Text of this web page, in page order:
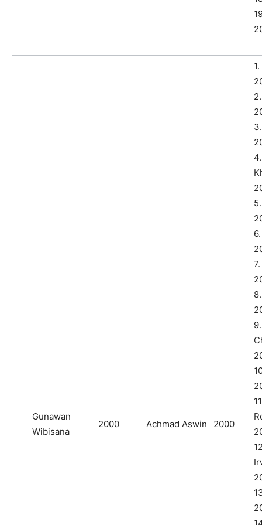
Gunawan
Wibisana
2000 Achmad Aswin 2000